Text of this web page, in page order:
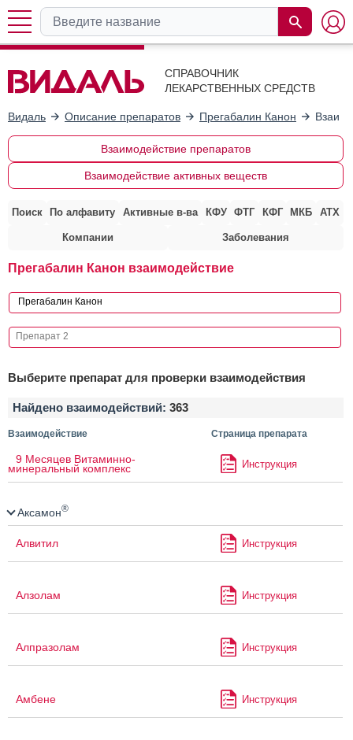
СПРАВОЧНИК
ЛЕКАРСТВЕННЫХ СРЕДСТВ
Видаль Описание препаратов Прегабалин Канон
Взаимодействие препаратов
Взаимодействие активных веществ
Поиск По алфавиту Активные в-ва КФУ ФТГ КФГ МКБ АТХ
Компании Заболевания
Прегабалин Канон взаимодействие
Выберите препарат для проверки взаимодействия
Найдено взаимодействий: 363
Взаимодействие Страница препарата
9 Месяцев Витаминно-
минеральный комплекс Инструкция
Аксамон®
Алвитил Инструкция
Алзолам Инструкция
Алпразолам Инструкция
Амбене Инструкция